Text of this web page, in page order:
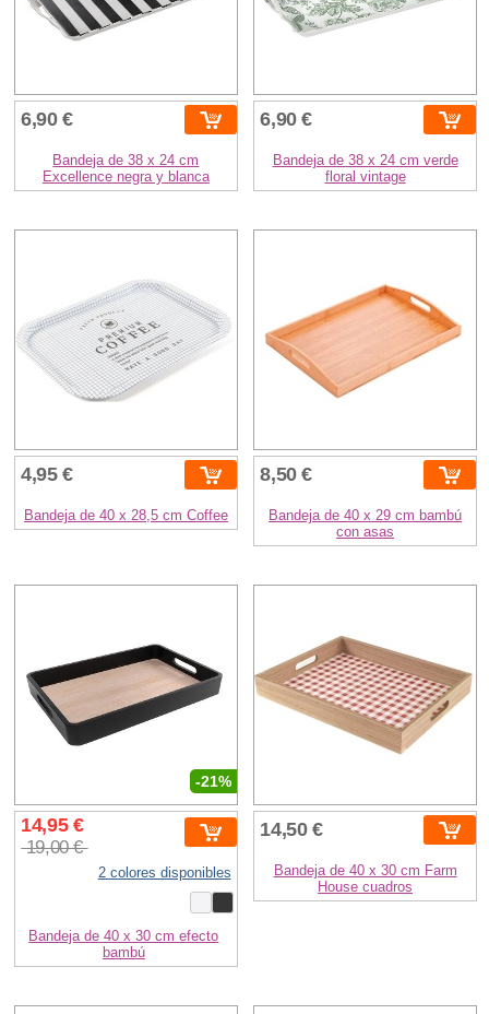
6,90 €
Bandeja de 38 x 24 cm
Excellence negra y blanca
6,90 €
Bandeja de 38 x 24 cm verde
floral vintage
4,95 €
Bandeja de 40 x 28,5 cm Coffee
8,50 €
Bandeja de 40 x 29 cm bambú
con asas
-21%
14,95 €
19,00 €
2 colores disponibles
Bandeja de 40 x 30 cm efecto
bambú
14,50 €
Bandeja de 40 x 30 cm Farm
House cuadros